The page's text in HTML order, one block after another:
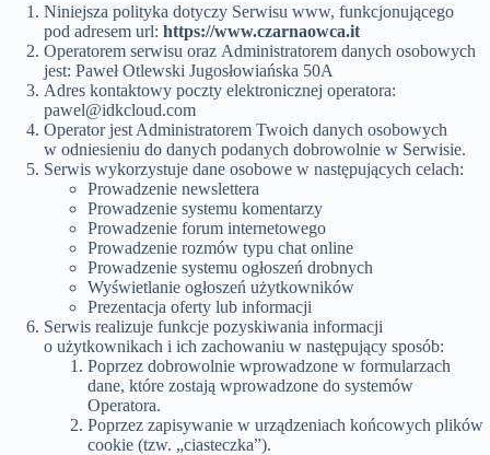
Niniejsza polityka dotyczy Serwisu www, funkcjonującego
pod adresem url: https://www.czarnaowca.it
Operatorem serwisu oraz Administratorem danych osobowych
jest: Paweł Otlewski Jugosłowiańska 50A
Adres kontaktowy poczty elektronicznej operatora:
pawel@idkcloud.com
Operator jest Administratorem Twoich danych osobowych
w odniesieniu do danych podanych dobrowolnie w Serwisie.
Serwis wykorzystuje dane osobowe w następujących celach:
Prowadzenie newslettera
Prowadzenie systemu komentarzy
Prowadzenie forum internetowego
Prowadzenie rozmów typu chat online
Prowadzenie systemu ogłoszeń drobnych
Wyświetlanie ogłoszeń użytkowników
Prezentacja oferty lub informacji
Serwis realizuje funkcje pozyskiwania informacji
o użytkownikach i ich zachowaniu w następujący sposób:
Poprzez dobrowolnie wprowadzone w formularzach
dane, które zostają wprowadzone do systemów
Operatora.
Poprzez zapisywanie w urządzeniach końcowych plików
cookie (tzw. „ciasteczka”).